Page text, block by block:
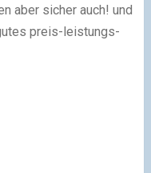
aber sicher auch! und
preis-leistungs-